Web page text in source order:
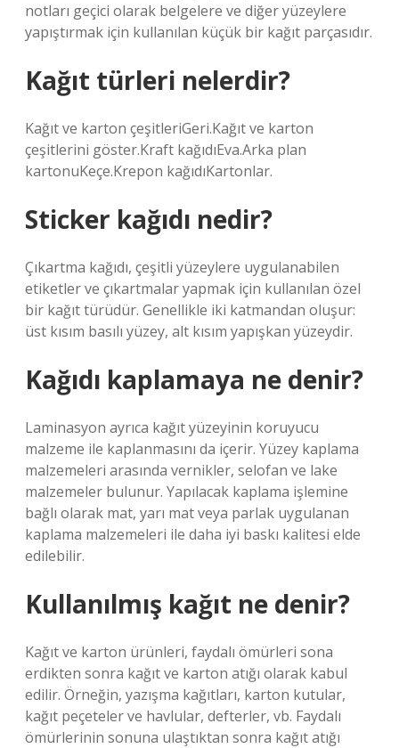
notları geçici olarak belgelere ve diğer yüzeylere
yapıştırmak için kullanılan küçük bir kağıt parçasıdır.
Kağıt türleri nelerdir?
Kağıt ve karton çeşitleriGeri.Kağıt ve karton
çeşitlerini göster.Kraft kağıdıEva.Arka plan
kartonuKeçe.Krepon kağıdıKartonlar.
Sticker kağıdı nedir?
Çıkartma kağıdı, çeşitli yüzeylere uygulanabilen
etiketler ve çıkartmalar yapmak için kullanılan özel
bir kağıt türüdür. Genellikle iki katmandan oluşur:
üst kısım basılı yüzey, alt kısım yapışkan yüzeydir.
Kağıdı kaplamaya ne denir?
Laminasyon ayrıca kağıt yüzeyinin koruyucu
malzeme ile kaplanmasını da içerir. Yüzey kaplama
malzemeleri arasında vernikler, selofan ve lake
malzemeler bulunur. Yapılacak kaplama işlemine
bağlı olarak mat, yarı mat veya parlak uygulanan
kaplama malzemeleri ile daha iyi baskı kalitesi elde
edilebilir.
Kullanılmış kağıt ne denir?
Kağıt ve karton ürünleri, faydalı ömürleri sona
erdikten sonra kağıt ve karton atığı olarak kabul
edilir. Örneğin, yazışma kağıtları, karton kutular,
kağıt peçeteler ve havlular, defterler, vb. Faydalı
ömürlerinin sonuna ulaştıktan sonra kağıt atığı